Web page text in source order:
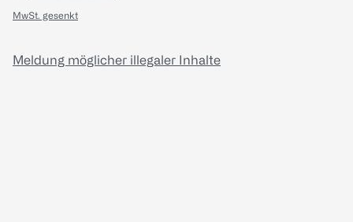
MwSt. gesenkt
Meldung möglicher illegaler Inhalte